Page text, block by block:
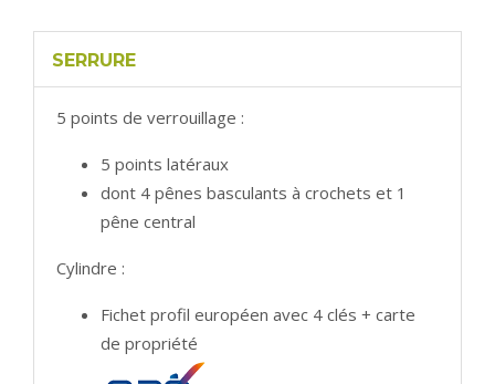
SERRURE
5 points de verrouillage :
5 points latéraux
dont 4 pênes basculants à crochets et 1
pêne central
Cylindre :
Fichet profil européen avec 4 clés + carte
de propriété